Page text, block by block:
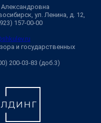
ул. Ленина, д. 12,
157-00-00
и государственных
200-03-83 (доб.3)